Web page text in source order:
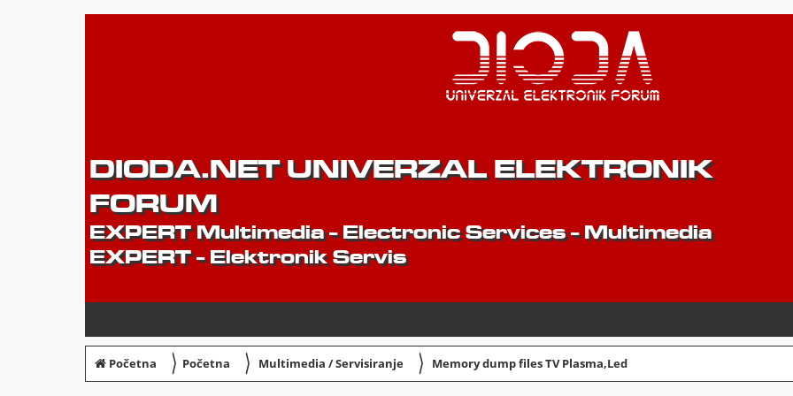
DIODA.NET UNIVERZAL ELEKTRONIK
FORUM
EXPERT Multimedia - Electronic Services - Multimedia
EXPERT - Elektronik Servis
Početna 〉 Početna 〉 Multimedia / Servisiranje 〉 Memory dump files TV Plasma,Led